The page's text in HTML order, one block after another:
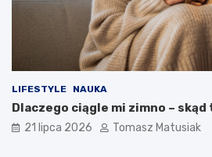
LIFESTYLE NAUKA
Dlaczego ciągle mi zimno –
21 lipca 2026 Tomasz Matusiak